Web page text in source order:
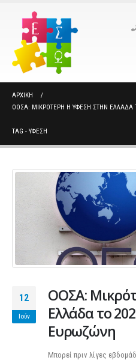
ΑΡΧΙΚΉ
ΟΟΣΑ: ΜΙΚΡΌΤΕΡΗ Η ΎΦΕΣΗ ΣΤΗΝ ΕΛΛΆΔΑ
TAG - ΥΦΕΣΗ
12
Ιούν
ΟΟΣΑ:
Ελλάδα το
Ευρωζώνη
Μπορεί πριν λίγες